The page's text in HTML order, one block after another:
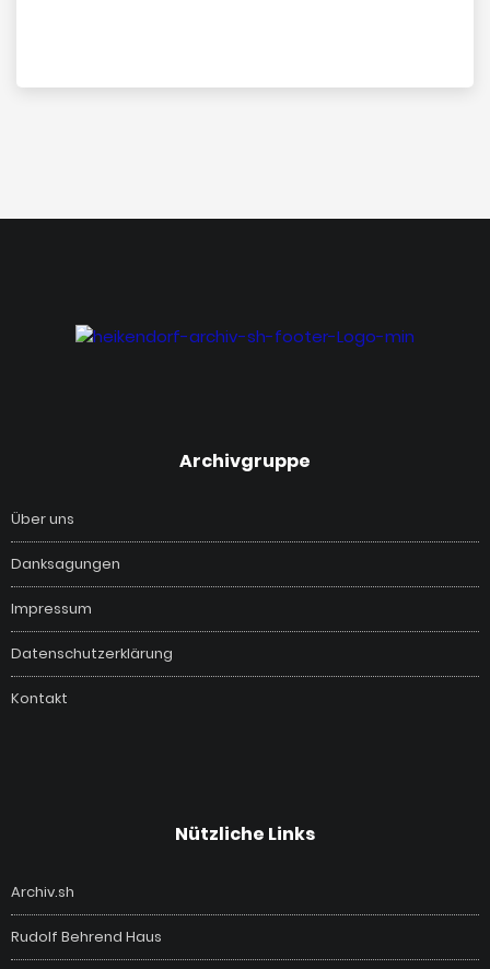
‎Archivgruppe
Über uns
Danksagungen
Impressum
Datenschutzerklärung
Kontakt
Nützliche Links
Archiv.sh
Rudolf Behrend Haus